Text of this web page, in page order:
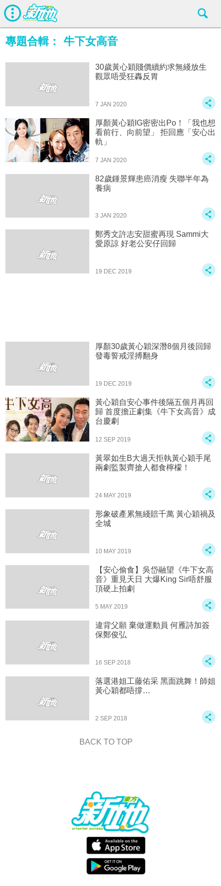
專題合輯： 牛下女高音
30歲黃心穎賤價續約求無綫放生
觀眾唔受狂轟反胃
7 JAN 2020
厚顏黃心穎IG密密出Po！「我也想
看前行、向前望」 拒回應「安心出
軌」
7 JAN 2020
82歲鍾景輝患癌消瘦 失聯半年為
養病
3 JAN 2020
鄭秀文許志安甜蜜再現 Sammi大
愛原諒 好老公安仔回歸
19 DEC 2019
厚顏30歲黃心穎深潛8個月後回歸
發毒誓戒淫搏翻身
19 DEC 2019
黃心穎自安心事件後隔五個月再回
歸 首度擔正劇集《牛下女高音》成
台慶劇
12 SEP 2019
黃翠如生B大過天拒執黃心穎手尾
兩劇監製齊搶人都食檸檬！
24 MAY 2019
形象破產累無綫賠千萬 黃心穎禍及
全城
10 MAY 2019
【安心偷食】吳岱融望《牛下女高
音》重見天日 大爆King Sir唔舒服
頂硬上拍劇
5 MAY 2019
違背父願 棄做運動員 何雁詩加簽
保鄭俊弘
16 SEP 2018
落選港姐工藤佑采 黑面跳舞！師姐
黃心穎都唔撐…
2 SEP 2018
BACK TO TOP